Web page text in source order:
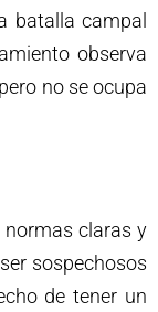
batalla campal
observa
no se ocupa
normas claras y
sospechosos
de tener un